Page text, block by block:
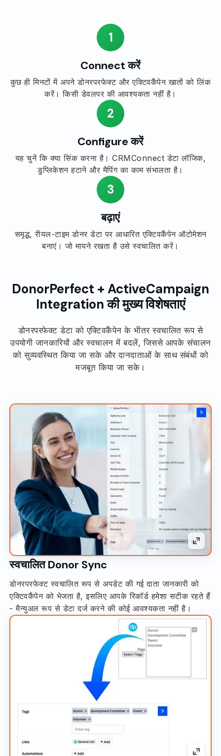
1
Connect करें
कुछ ही मिनटों में अपने डोनरपरफेक्ट और एक्टिवकैंपेन खातों को लिंक
करें। किसी डेवलपर की आवश्यकता नहीं है।
2
Configure करें
यह चुनें कि क्या सिंक करना है। CRMConnect डेटा लॉजिक,
डुप्लिकेशन हटाने और मैपिंग का काम संभालता है।
3
बढ़ाएं
समृद्ध, रीयल-टाइम डोनर डेटा पर आधारित एक्टिवकैंपेन ऑटोमेशन
बनाएं। जो मायने रखता है उसे स्वचालित करें।
DonorPerfect + ActiveCampaign
Integration की मुख्य विशेषताएं
डोनरपरफेक्ट डेटा को एक्टिवकैंपेन के भीतर स्वचालित रूप से
उपयोगी जानकारियों और स्वचालन में बदलें, जिससे आपके संचालन
को सुव्यवस्थित किया जा सके और दानदाताओं के साथ संबंधों को
मजबूत किया जा सके।
स्वचालित Donor Sync
डोनरपरफेक्ट स्वचालित रूप से अपडेट की गई दाता जानकारी को
एक्टिवकैंपेन को भेजता है, इसलिए आपके रिकॉर्ड हमेशा सटीक रहते हैं
- मैन्युअल रूप से डेटा दर्ज करने की कोई आवश्यकता नहीं है।